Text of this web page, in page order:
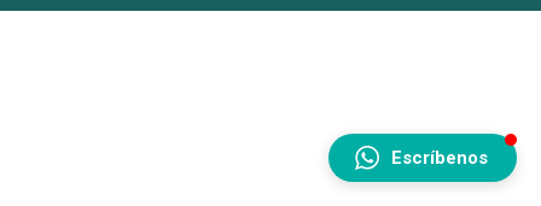
Escríbenos